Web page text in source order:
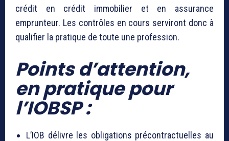
crédit en crédit immobilier et en assurance
emprunteur. Les contrôles en cours serviront donc à
qualifier la pratique de toute une profession.
Points d’attention,
en pratique pour
l’IOBSP :
L’IOB délivre les obligations précontractuelles au